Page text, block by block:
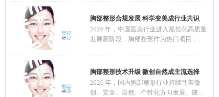
胸部整形合规发展 科学变美成行业共识
2026 年，中国医美行业进入规范化高质量
发展新阶段，胸部整形作为热门项目，在
胸部整形技术升级 微创自然成主流选择
2026 年，国内胸部整形行业持续朝着微
创、安全、自然、个性化方向发展。随着